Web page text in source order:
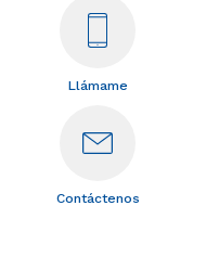
Llámame
Contáctenos